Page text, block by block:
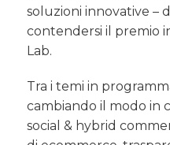
soluzioni innovative –
contendersi il premio
Lab.
Tra i temi in
cambiando il modo in
social & hybrid